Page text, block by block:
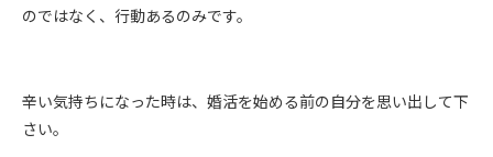
のではなく、行動あるのみです。
辛い気持ちになった時は、婚活を始める前の自分を思い出して下
さい。